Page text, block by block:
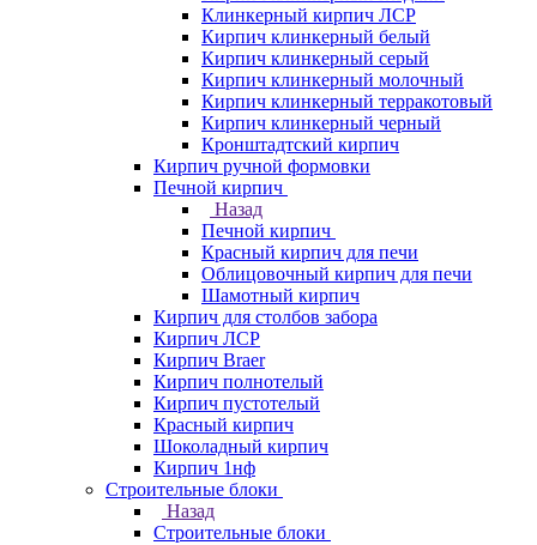
Клинкерный кирпич ЛСР
Кирпич клинкерный белый
Кирпич клинкерный серый
Кирпич клинкерный молочный
Кирпич клинкерный терракотовый
Кирпич клинкерный черный
Кронштадтский кирпич
Кирпич ручной формовки
Печной кирпич
Назад
Печной кирпич
Красный кирпич для печи
Облицовочный кирпич для печи
Шамотный кирпич
Кирпич для столбов забора
Кирпич ЛСР
Кирпич Braer
Кирпич полнотелый
Кирпич пустотелый
Красный кирпич
Шоколадный кирпич
Кирпич 1нф
Строительные блоки
Назад
Строительные блоки